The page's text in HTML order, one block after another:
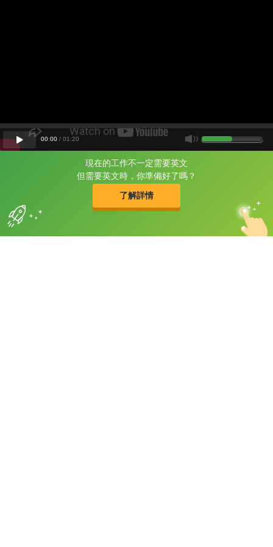
現在的工作不一定需要英文
但需要英文時，你準備好了嗎？
了解詳情
片尾有
攻其不背
的品牌故事
00:00 / 01 :20